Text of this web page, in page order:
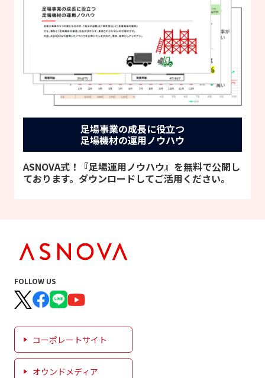
足場事業の成長に役立つ
足場機材の運用ノウハウ
ASNOVA式！『足場運用ノウハウ』を無料で公開し
ております。ダウンロードしてご活用ください。
FOLLOW US
コーポレートサイト
オウンドメディア